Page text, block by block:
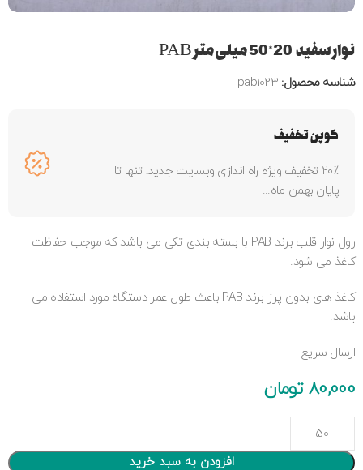
نوار سفید 20*50 میلی متر PAB
شناسه محصول: pab1023
کوپن تخفیف
۲۰٪ تخفیف ویژه راه اندازی وبسایت جدید! تنها تا
پایان بهمن ماه...
رول نوار قلب برند PAB با بسته بندی تکی می باشد که موجب حفاظت
کاغذ می شود.
کاغذ های بدون پرز برند PAB باعث طول عمر دستگاه مورد استفاده می
باشد.
ارسال سریع
80,000 تومان
افزودن به سبد خرید